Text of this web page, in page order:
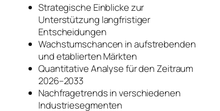
Strategische Einblicke zur
Unterstützung langfristiger
Entscheidungen
Wachstumschancen in aufstrebenden
und etablierten Märkten
Quantitative Analyse für den Zeitraum
2026–2033
Nachfragetrends in verschiedenen
Industriesegmenten